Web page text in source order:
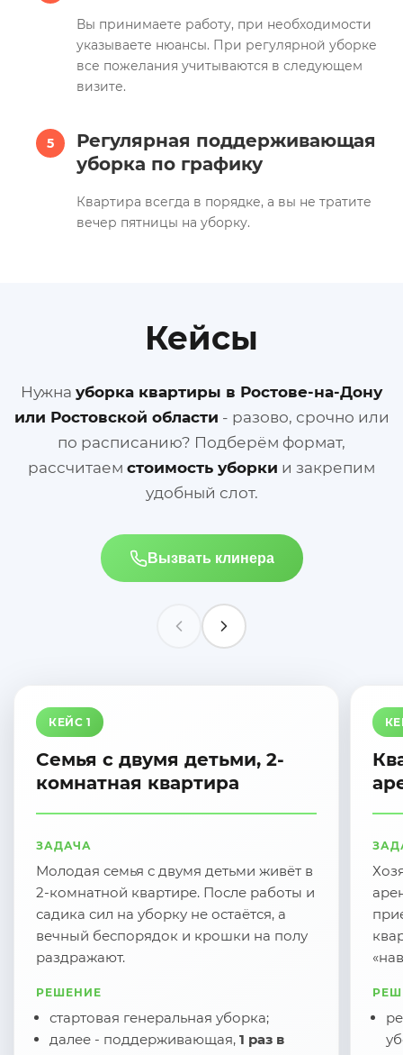
Вы принимаете работу, при необходимости
указываете нюансы. При регулярной уборке
все пожелания учитываются в следующем
визите.
Регулярная поддерживающая
уборка по графику
Квартира всегда в порядке, а вы не тратите
вечер пятницы на уборку.
Кейсы
Нужна уборка квартиры в Ростове-на-Дону
или Ростовской области - разово, срочно или
по расписанию? Подберём формат,
рассчитаем стоимость уборки и закрепим
удобный слот.
Вызвать клинера
КЕЙС 1
Семья с двумя детьми, 2-
комнатная квартира
ЗАДАЧА
Молодая семья с двумя детьми живёт в
2-комнатной квартире. После работы и
садика сил на уборку не остаётся, а
вечный беспорядок и крошки на полу
раздражают.
РЕШЕНИЕ
стартовая генеральная уборка;
далее - поддерживающая, 1 раз в